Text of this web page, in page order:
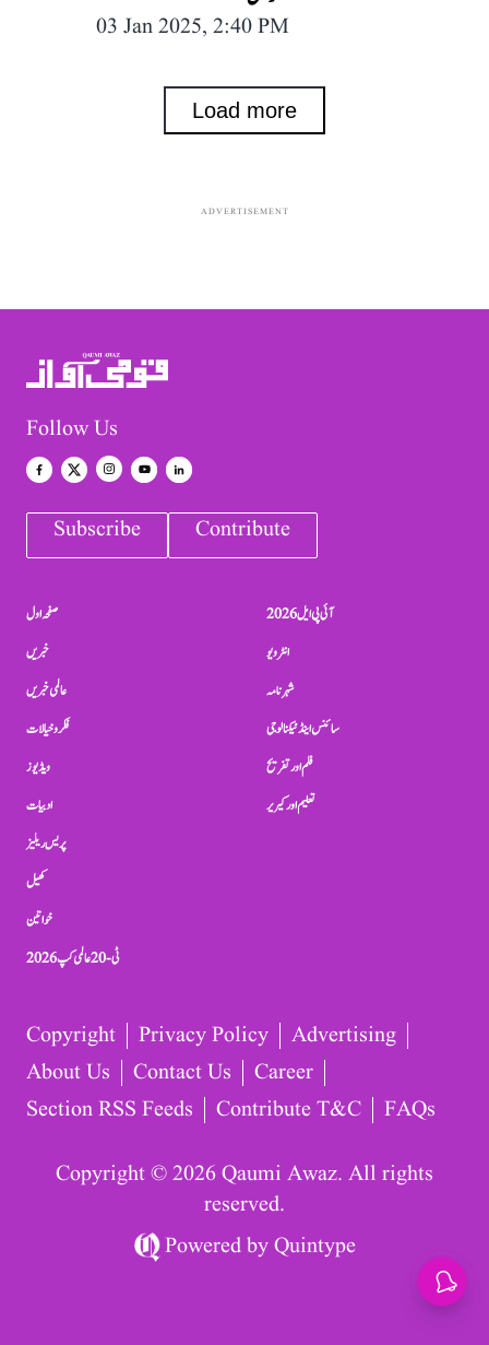
03 Jan 2025, 2:40 PM
Load more
ADVERTISEMENT
Follow Us
Subscribe Contribute
صفحہ اول
خبریں
عالمی خبریں
فکر و خیالات
ویڈیوز
ادبیات
پریس ریلیز
کھیل
خواتین
ٹی-20 عالمی کپ 2026
آئی پی ایل 2026
انٹرویو
شہرنامہ
سائنس اینڈ ٹیکنالوجی
فلم اور تفریح
تعلیم اور کیریر
Copyright Privacy Policy
Advertising
About Us
Contact Us
Career
Section RSS Feeds
Contribute T&C FAQs
Copyright © 2026 Qaumi Awaz. All rights
reserved.
Powered byQuintype